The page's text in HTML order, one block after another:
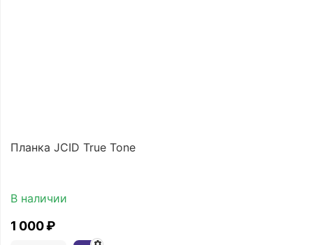
Планка JCID True Tone
В наличии
1 000₽